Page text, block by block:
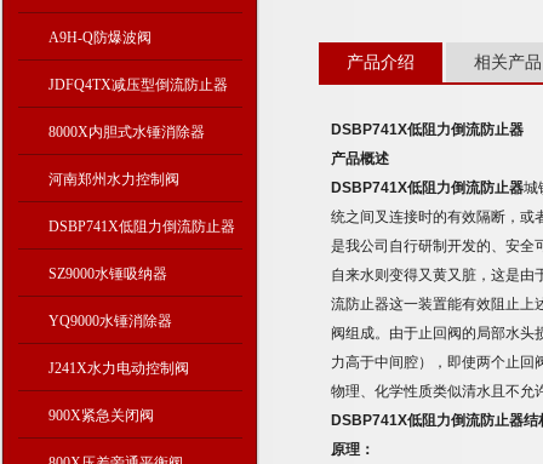
A9H-Q防爆波阀
JDFQ4TX减压型倒流防止器
8000X内胆式水锤消除器
河南郑州水力控制阀
DSBP741X低阻力倒流防止器
SZ9000水锤吸纳器
YQ9000水锤消除器
J241X水力电动控制阀
900X紧急关闭阀
产品介绍 相关产品
DSBP741X低阻力倒流防止器
产品概述
DSBP741X低阻力倒流防止器城
统之间叉连接时的有效隔断，或
是我公司自行研制开发的、安全
自来水则变得又黄又脏，这是由
流防止器这一装置能有效阻止上
阀组成。由于止回阀的局部水头
力高于中间腔），即使两个止回
物理、化学性质类似清水且不允
DSBP741X低阻力倒流防止器结
原理：